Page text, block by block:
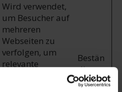
Wird verwendet,
um Besucher auf
mehreren
Webseiten zu
verfolgen, um
relevante
Bestän
dig